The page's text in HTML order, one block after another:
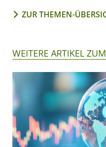
ZUR THEMEN-
WEITERE ARTIKEL